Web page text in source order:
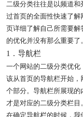
二级分类往往是以频道
过首页的全面性快速了
页详细了解自己所需要
的优化并没有那么重要了
1．导航栏
一个网站的二级分类优
该从首页的导航栏开始
个部分。导航栏所展现
才是对应的二级分类栏目
在确定导航栏的时候，